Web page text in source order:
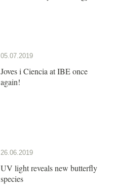
05.07.2019
Joves i Ciencia at IBE once
again!
26.06.2019
UV light reveals new butterfly
species